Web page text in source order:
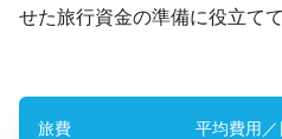
せた旅行資金の準備に役立てて
旅費 平均費用／